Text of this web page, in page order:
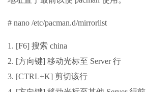
# nano /etc/pacman.d/mirrorlist
1. [F6] 搜索 china
2. [方向键] 移动光标至 Server 行
3. [CTRL+K] 剪切该行